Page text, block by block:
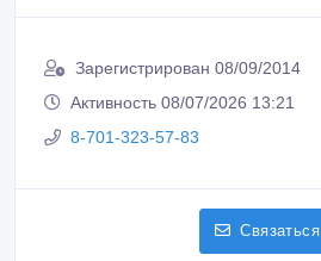
Зарегистрирован 08/09/2014
Активность 08/07/2026 13:21
8-701-323-57-83
Связаться